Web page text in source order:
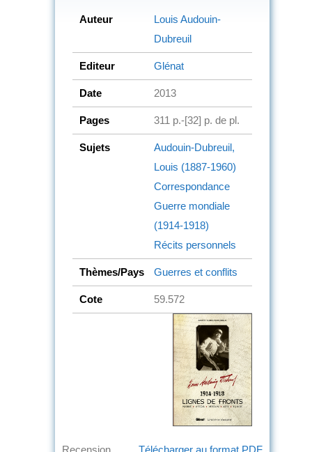
Auteur
Louis Audouin-
Dubreuil
Editeur Glénat
Date 2013
Pages 311 p.-[32] p. de pl.
Sujets
Audouin-Dubreuil,
Louis (1887-1960)
Correspondance
Guerre mondiale
(1914-1918)
Récits personnels
Thèmes/Pays Guerres et conflits
Cote 59.572
Télécharger au format PDF
Recension